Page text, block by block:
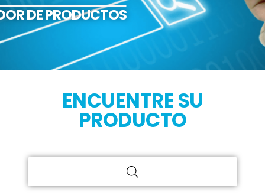
DE PRODUCTOS
ENCUENTRE SU
PRODUCTO